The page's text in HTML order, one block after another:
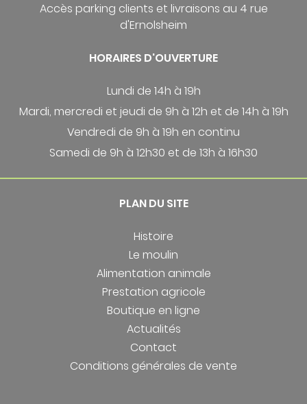
Accès parking clients et livraisons au 4 rue
d'Ernolsheim
HORAIRES D'OUVERTURE
Lundi de 14h à 19h
Mardi, mercredi et jeudi de 9h à 12h et de 14h à 19h
Vendredi de 9h à 19h en continu
Samedi de 9h à 12h30 et de 13h à 16h30
PLAN DU SITE
Histoire
Le moulin
Alimentation animale
Prestation agricole
Boutique en ligne
Actualités
Contact
Conditions générales de vente